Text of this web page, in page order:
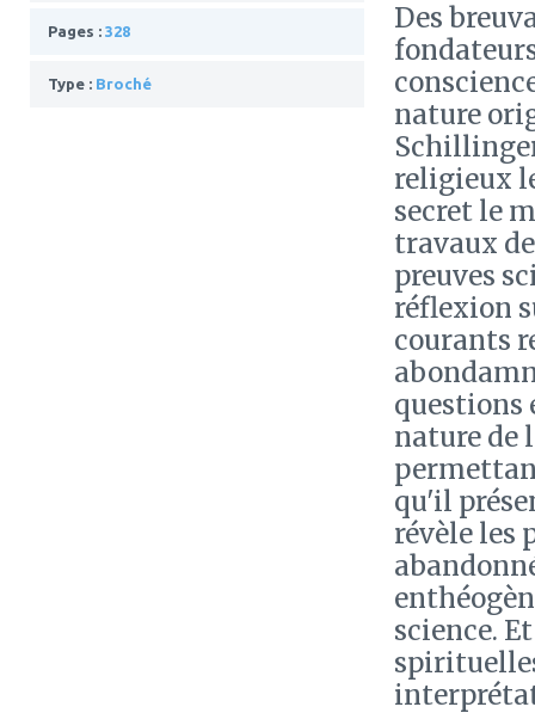
Pages : 328
Type : Broché
Des
nature
religieux
secret le
travaux
preuves
réflexion
courants
questions
nature de
qu'il
révèle les
science.